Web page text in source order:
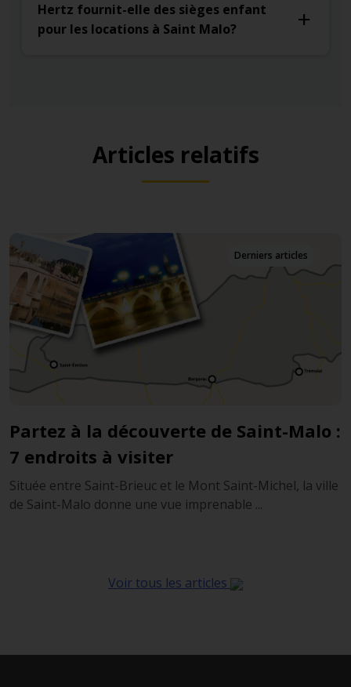
Hertz fournit-elle des sièges enfant
pour les locations à Saint Malo?
Articles relatifs
Derniers articles
Partez à la découverte de Saint-Malo :
7 endroits à visiter
Située entre Saint-Brieuc et le Mont Saint-Michel, la ville
de Saint-Malo donne une vue imprenable ...
Voir tous les articles